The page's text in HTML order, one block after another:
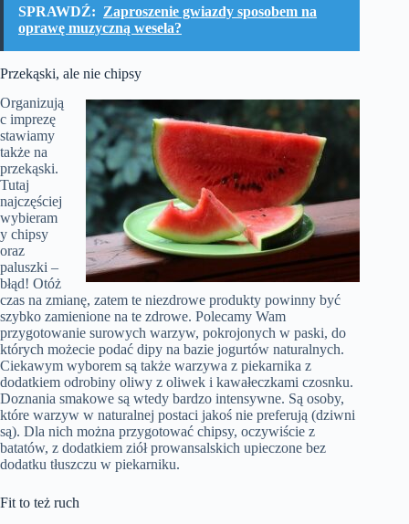
SPRAWDŹ: Zaproszenie gwiazdy sposobem na
oprawę muzyczną wesela?
Przekąski, ale nie chipsy
Organizują
c imprezę
stawiamy
także na
przekąski.
Tutaj
najczęściej
wybieram
y chipsy
oraz
paluszki –
błąd! Otóż
czas na zmianę, zatem te niezdrowe produkty powinny być
szybko zamienione na te zdrowe. Polecamy Wam
przygotowanie surowych warzyw, pokrojonych w paski, do
których możecie podać dipy na bazie jogurtów naturalnych.
Ciekawym wyborem są także warzywa z piekarnika z
dodatkiem odrobiny oliwy z oliwek i kawałeczkami czosnku.
Doznania smakowe są wtedy bardzo intensywne. Są osoby,
które warzyw w naturalnej postaci jakoś nie preferują (dziwni
są). Dla nich można przygotować chipsy, oczywiście z
batatów, z dodatkiem ziół prowansalskich upieczone bez
dodatku tłuszczu w piekarniku.
Fit to też ruch